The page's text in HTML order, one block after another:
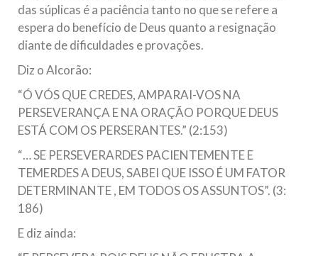
das súplicas é a paciência tanto no que se refere a
espera do benefício de Deus quanto a resignação
diante de dificuldades e provações.
Diz o Alcorão:
“Ó VÓS QUE CREDES, AMPARAI-VOS NA
PERSEVERANÇA E NA ORAÇÃO PORQUE DEUS
ESTÁ COM OS PERSERANTES.” (2:153)
“… SE PERSEVERARDES PACIENTEMENTE E
TEMERDES A DEUS, SABEI QUE ISSO É UM FATOR
DETERMINANTE , EM TODOS OS ASSUNTOS”. (3:
186)
E diz ainda: